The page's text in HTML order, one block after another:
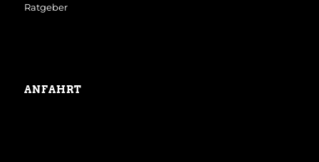
Ratgeber
ANFAHRT